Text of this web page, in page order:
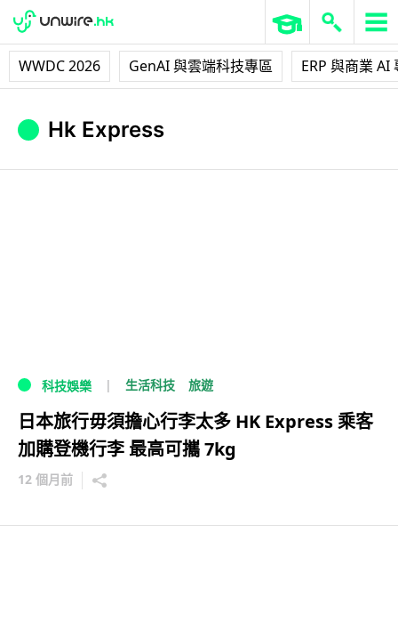
WWDC 2026 GenAI 與雲端科技專區 ERP 與商業 AI
Hk Express
科技娛樂 生活科技 旅遊
日本旅行毋須擔心行李太多 HK Express 乘客
加購登機行李 最高可攜 7kg
12 個月前